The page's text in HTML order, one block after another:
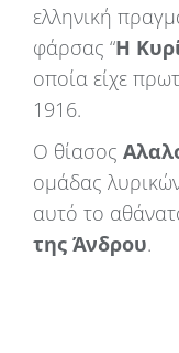
ελληνική
φάρσας “Η
οποία είχε
1916.
Ο θίασος
ομάδας
αυτό το
της Άνδρου.